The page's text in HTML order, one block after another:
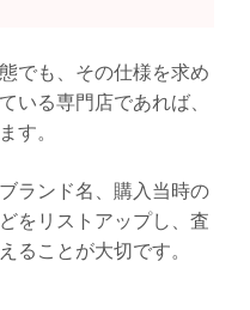
でも、その仕様を求め
いる専門店であれば、
す。
ランド名、購入当時の
をリストアップし、査
ることが大切です。